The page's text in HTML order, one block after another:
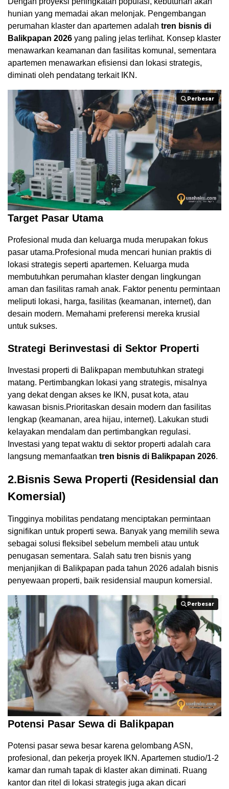
hunian yang memadai akan melonjak. Pengembangan
perumahan klaster dan apartemen adalah tren bisnis di
Balikpapan 2026 yang paling jelas terlihat. Konsep klaster
menawarkan keamanan dan fasilitas komunal, sementara
apartemen menawarkan efisiensi dan lokasi strategis,
diminati oleh pendatang terkait IKN.
Perbesar
Perbesar
Target Pasar Utama
Profesional muda dan keluarga muda merupakan fokus
pasar utama.Profesional muda mencari hunian praktis di
lokasi strategis seperti apartemen. Keluarga muda
membutuhkan perumahan klaster dengan lingkungan
aman dan fasilitas ramah anak. Faktor penentu permintaan
meliputi lokasi, harga, fasilitas (keamanan, internet), dan
desain modern. Memahami preferensi mereka krusial
untuk sukses.
Strategi Berinvestasi di Sektor Properti
Investasi properti di Balikpapan membutuhkan strategi
matang. Pertimbangkan lokasi yang strategis, misalnya
yang dekat dengan akses ke IKN, pusat kota, atau
kawasan bisnis.Prioritaskan desain modern dan fasilitas
lengkap (keamanan, area hijau, internet). Lakukan studi
kelayakan mendalam dan pertimbangkan regulasi.
Investasi yang tepat waktu di sektor properti adalah cara
langsung memanfaatkan tren bisnis di Balikpapan 2026.
2.Bisnis Sewa Properti (Residensial dan
Komersial)
Tingginya mobilitas pendatang menciptakan permintaan
signifikan untuk properti sewa. Banyak yang memilih sewa
sebagai solusi fleksibel sebelum membeli atau untuk
penugasan sementara. Salah satu tren bisnis yang
menjanjikan di Balikpapan pada tahun 2026 adalah bisnis
penyewaan properti, baik residensial maupun komersial.
Perbesar
Perbesar
Potensi Pasar Sewa di Balikpapan
Potensi pasar sewa besar karena gelombang ASN,
profesional, dan pekerja proyek IKN. Apartemen studio/1-2
kamar dan rumah tapak di klaster akan diminati. Ruang
kantor dan ritel di lokasi strategis juga akan dicari